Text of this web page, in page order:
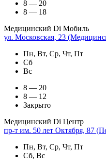
8 — 20
8 — 18
Медицинский Di Мобиль
ул. Московская, 23
Пн, Вт, Ср, Чт, Пт
Сб
Вс
8 — 20
8 — 12
Закрыто
Медицинский Di Центр
пр-т им. 50 лет Октября, 87
Пн, Вт, Ср, Чт, Пт
Сб, Вс